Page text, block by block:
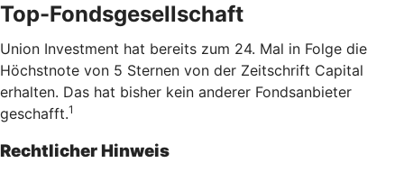
Top-Fondsgesellschaft
Union Investment hat bereits zum 24. Mal in Folge die
Höchstnote von 5 Sternen von der Zeitschrift Capital
erhalten. Das hat bisher kein anderer Fondsanbieter
geschafft.1
Rechtlicher Hinweis